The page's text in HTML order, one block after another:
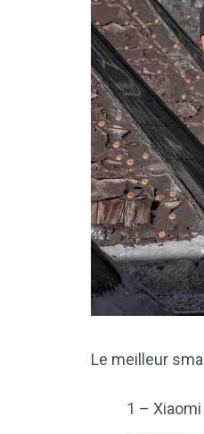
Le meilleur
1 –